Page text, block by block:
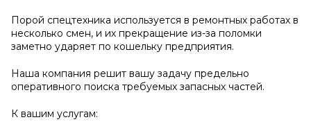
Порой спецтехника используется в ремонтных работах в
несколько смен, и их прекращение из-за поломки
заметно ударяет по кошельку предприятия.
Наша компания решит вашу задачу предельно
оперативного поиска требуемых запасных частей.
К вашим услугам: